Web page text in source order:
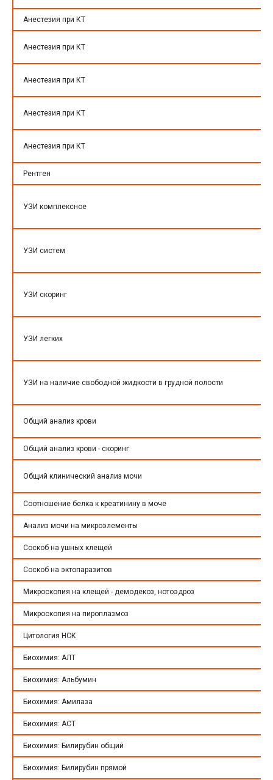
Анестезия при КТ
Анестезия при КТ
Анестезия при КТ
Анестезия при КТ
Анестезия при КТ
Рентген
УЗИ комплексное
УЗИ систем
УЗИ скоринг
УЗИ легких
УЗИ на наличие свободной жидкости в грудной полости
Общий анализ крови
Общий анализ крови - скоринг
Общий клинический анализ мочи
Соотношение белка к креатинину в моче
Анализ мочи на микроэлементы
Соскоб на ушных клещей
Соскоб на эктопаразитов
Микроскопия на клещей - демодекоз, нотоэдроз
Микроскопия на пироплазмоз
Цитология НСК
Биохимия: АЛТ
Биохимия: Альбумин
Биохимия: Амилаза
Биохимия: АСТ
Биохимия: Билирубин общий
Биохимия: Билирубин прямой